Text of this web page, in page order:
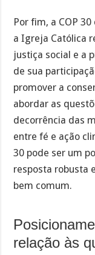
Por fim, a COP
a Igreja Católica
justiça social e a
de sua
promover a
abordar as
decorrência das
entre fé e ação
30 pode ser um
resposta robusta
bem comum.
relação às